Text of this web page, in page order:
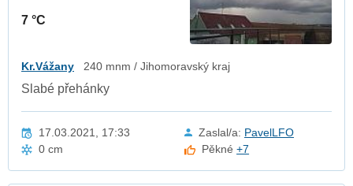
7 °C
Kr.Vážany 240 mnm / Jihomoravský kraj
Slabé přehánky
17.03.2021, 17:33 Zaslal/a: PavelLFO
0 cm
Pěkné+7